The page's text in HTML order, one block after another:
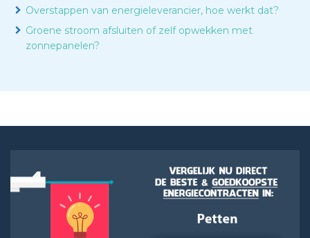
Overstappen van energieleverancier, hoe werkt dat?
Groene stroom afsluiten of zelf opwekken met
zonnepanelen?